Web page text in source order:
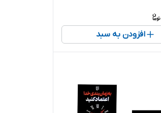
افزودن به سبد